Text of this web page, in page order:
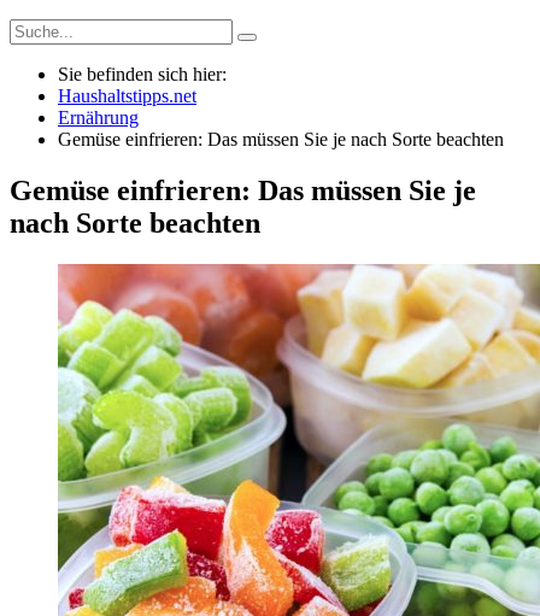
Sie befinden sich hier:
Haushaltstipps.net
Ernährung
Gemüse einfrieren: Das müssen Sie je nach Sorte beachten
Gemüse einfrieren: Das müssen Sie je
nach Sorte beachten